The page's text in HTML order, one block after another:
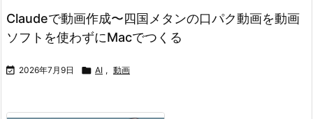
Claudeで動画作成〜四国メタンの口パク動画を動画
ソフトを使わずにMacでつくる
 2026年7月9日  AI , 動画